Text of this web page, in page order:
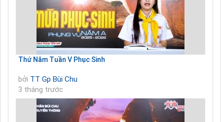
Thứ Năm Tuần V Phục Sinh
bởi TT Gp Bùi Chu
3 tháng trước